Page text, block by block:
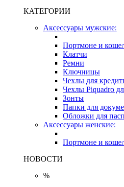
КАТЕГОРИИ
Аксессуары мужские:
Портмоне и
Клатчи
Ремни
Ключницы
Чехлы для
Чехлы Piquadro
Зонты
Папки для
Обложки для
Аксессуары женские:
Портмоне и
НОВОСТИ
%